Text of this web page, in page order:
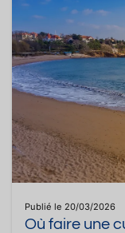
Publié le 20/03/2026
Où faire une